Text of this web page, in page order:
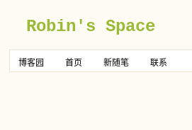
Robin's Space
博客园 首页 新随笔 联系